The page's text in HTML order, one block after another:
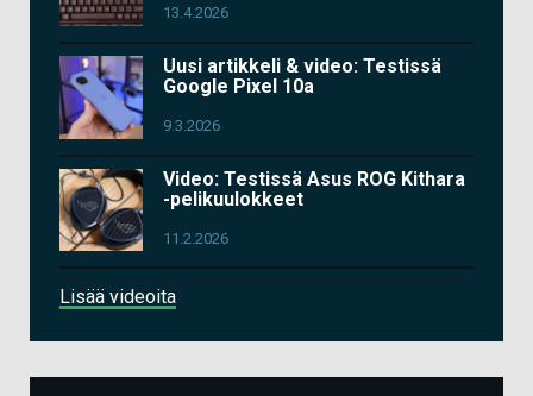
13.4.2026
Uusi artikkeli & video: Testissä
Google Pixel 10a
9.3.2026
Video: Testissä Asus ROG Kithara
-pelikuulokkeet
11.2.2026
Lisää videoita